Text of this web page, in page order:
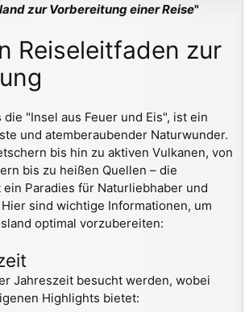
zur Vorbereitung einer Reise"
Reiseleitfaden zur
die "Insel aus Feuer und Eis", ist ein
und atemberaubender Naturwunder.
bis hin zu aktiven Vulkanen, von
bis zu heißen Quellen – die
Paradies für Naturliebhaber und
sind wichtige Informationen, um
optimal vorzubereiten:
Jahreszeit besucht werden, wobei
Highlights bietet: